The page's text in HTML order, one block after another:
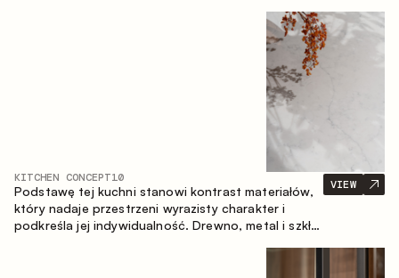
stref przechowywania. Układ prosty z wyspą
buduje logiczną strukturę przestrzeni oraz tworzy
wygodną oś komunikacyjną między strefami
KITCHEN CONCEPT10
Podstawę tej kuchni stanowi kontrast materiałów,
który nadaje przestrzeni wyrazisty charakter i
podkreśla jej indywidualność. Drewno, metal i szkło
VIEW